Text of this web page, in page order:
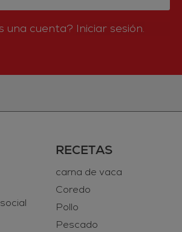
una cuenta? Iniciar sesión.
RECETAS
carna de vaca
Coredo
Pollo
Pescado